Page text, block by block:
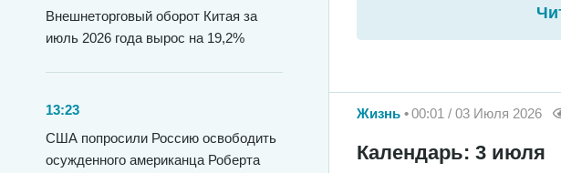
Внешнеторговый оборот Китая за
июль 2026 года вырос на 19,2%
13:23
США попросили Россию освободить
осужденного американца Роберта
Жизнь 00:01 / 03 Июля 2026
Календарь: 3 июля